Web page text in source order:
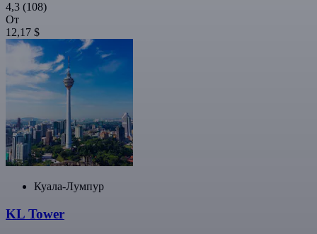
4,3 (108)
От
12,17 $
Куала-Лумпур
KL Tower